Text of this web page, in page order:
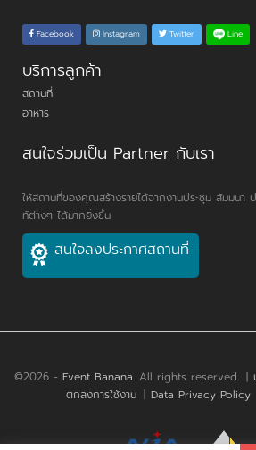
Facebook Instagram Twitter Line
บริการลูกค้า
สถานที่
อาหาร
สนใจร่วมเป็น Partner กับเรา
ให้สถานที่ของคุณสร้างรายได้จากงานประชุม สัมมนา
ท์ต่างๆ ได้มากยิ่งขึ้น
สนใจลงประกาศสถานที่
©2026 - Event Banana. All rights reserved. |
ตกลงการใช้งาน | Data Privacy Policy